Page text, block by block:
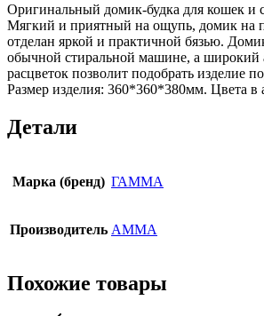
Оригинальный домик-будка для кошек и
Мягкий и приятный на ощупь, домик на
отделан яркой и практичной бязью.
обычной стиральной машине, а широкий
расцветок позволит подобрать изделие
Размер изделия: 360*360*380мм. Цвета в
Детали
Марка (бренд) ГАММА
Производитель АММА
Похожие товары